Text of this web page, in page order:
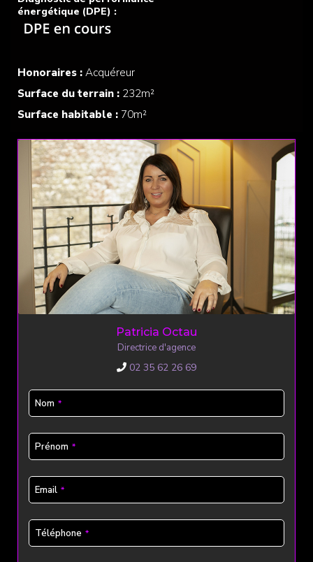
Honoraires :Acquéreur
Surface du terrain : 232m²
Surface habitable : 70m²
Patricia Octau
Directrice d'agence
02 35 62 26 69
Nom *
Prénom *
Email *
Téléphone *